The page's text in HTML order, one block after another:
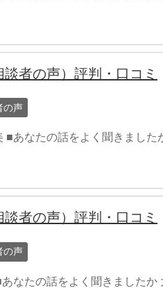
者の声）評判・口コミ
の声
■あなたの話をよく聞きまし
者の声）評判・口コミ
の声
なたの話をよく聞きました